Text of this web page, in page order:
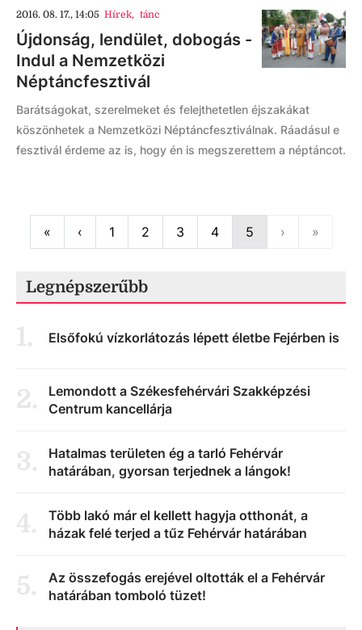
2016. 08. 17., 14:05 Hírek, tánc
Újdonság, lendület, dobogás -
Indul a Nemzetközi
Néptáncfesztivál
Barátságokat, szerelmeket és felejthetetlen éjszakákat
köszönhetek a Nemzetközi Néptáncfesztiválnak. Ráadásul e
fesztivál érdeme az is, hogy én is megszerettem a néptáncot.
«First ‹Previous
1 2 3 4 5 ›Next»Last
Legnépszerűbb
1. Elsőfokú vízkorlátozás lépett életbe Fejérben is
2.
Lemondott a Székesfehérvári Szakképzési
Centrum kancellárja
3.
Hatalmas területen ég a tarló Fehérvár
határában, gyorsan terjednek a lángok!
4.
Több lakó már el kellett hagyja otthonát, a
házak felé terjed a tűz Fehérvár határában
5.
Az összefogás erejével oltották el a Fehérvár
határában tomboló tüzet!